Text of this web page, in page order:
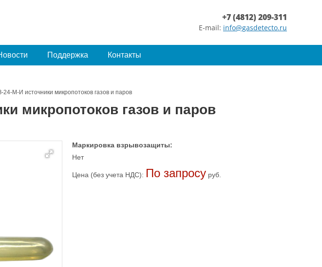
+7 (4812) 209-311
E-mail: info@gasdetecto.ru
Поддержка Контакты
М-И источники микропотоков газов и паров
микропотоков газов и паров
Маркировка взрывозащиты:
Нет
Цена (без учета НДС): По запросу руб.